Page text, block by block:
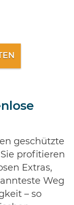
geschützte
profitieren
Extras,
Weg
– so